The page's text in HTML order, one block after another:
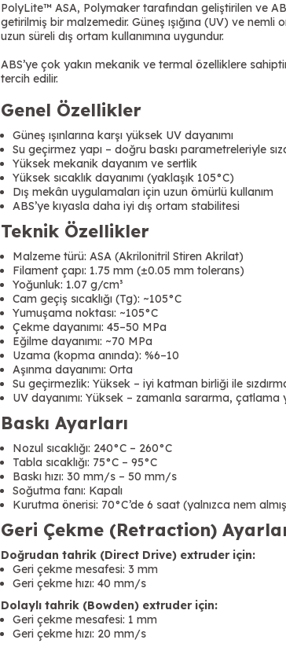
PolyLite™ ASA, Polymaker tarafından geliştirilen ve
getirilmiş bir malzemedir. Güneş ışığına (UV) ve
uzun süreli dış ortam kullanımına uygundur.
ABS’ye çok yakın mekanik ve termal özelliklere
tercih edilir.
Genel Özellikler
Güneş ışınlarına karşı yüksek UV dayanımı
Su geçirmez yapı – doğru baskı parametreleriyle
Yüksek mekanik dayanım ve sertlik
Yüksek sıcaklık dayanımı (yaklaşık 105°C)
Dış mekân uygulamaları için uzun ömürlü kullanım
ABS’ye kıyasla daha iyi dış ortam stabilitesi
Teknik Özellikler
Malzeme türü: ASA (Akrilonitril Stiren Akrilat)
Filament çapı: 1.75 mm (±0.05 mm tolerans)
Yoğunluk: 1.07 g/cm³
Cam geçiş sıcaklığı (Tg): ~105°C
Yumuşama noktası: ~105°C
Çekme dayanımı: 45–50 MPa
Eğilme dayanımı: ~70 MPa
Uzama (kopma anında): %6–10
Aşınma dayanımı: Orta
Su geçirmezlik: Yüksek – iyi katman birliği ile
UV dayanımı: Yüksek – zamanla sararma, çatlama
Baskı Ayarları
Nozul sıcaklığı: 240°C – 260°C
Tabla sıcaklığı: 75°C – 95°C
Baskı hızı: 30 mm/s – 50 mm/s
Soğutma fanı: Kapalı
Kurutma önerisi: 70°C’de 6 saat (yalnızca nem
Geri Çekme (Retraction)
Doğrudan tahrik (Direct Drive) extruder için:
Geri çekme mesafesi: 3 mm
Geri çekme hızı: 40 mm/s
Dolaylı tahrik (Bowden) extruder için:
Geri çekme mesafesi: 1 mm
Geri çekme hızı: 20 mm/s